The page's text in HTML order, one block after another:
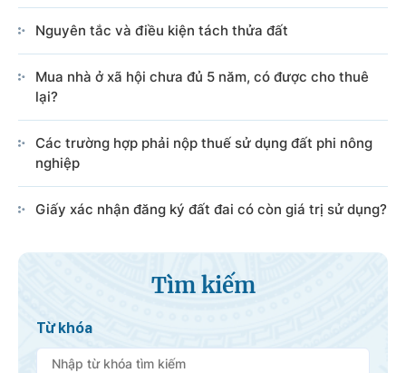
Nguyên tắc và điều kiện tách thửa đất
Mua nhà ở xã hội chưa đủ 5 năm, có được cho thuê
lại?
Các trường hợp phải nộp thuế sử dụng đất phi nông
nghiệp
Giấy xác nhận đăng ký đất đai có còn giá trị sử dụng?
Tìm kiếm
Từ khóa